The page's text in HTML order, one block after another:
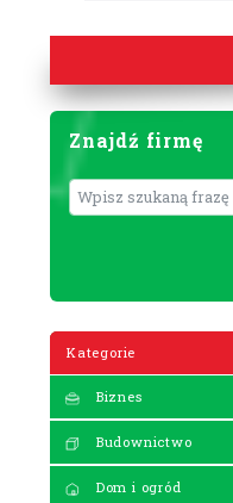
Znajdź firmę
Kategorie
Biznes
Budownictwo
Dom i ogród